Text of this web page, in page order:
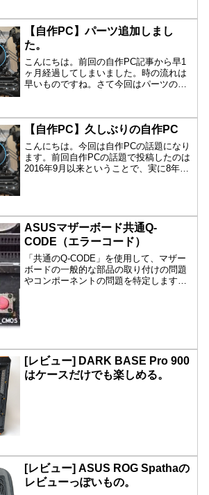
す。今回購入したのは次の2点です。まず
はこれ。CPU固定...
【自作PC】パーツ追加しまし
た。
こんにちは。前回の自作PC記事から早1
ヶ月経過してしまいました。時の流れは
早いものですね。さて今回はパーツの追
EXCERIA PRO SSD-CK1.0N4P/Jです...
【自作PC】久しぶりの自作PC
こんにちは。今回は自作PCの話題になり
ます。前回自作PCの話題で投稿したのは
2016年9月以来ということで、実に8年半
に組んだP...
ASUSマザーボード共通Q-
CODE（エラーコード）
「共通のQ-CODE」を使用して、マザー
ボードの一般的な部品の取り付けの問題
やコンポーネントの問題を特定します。
[レビュー] DARK BASE Pro 900
はケースだけでも楽しめる。
[レビュー] ASUS ROG Spathaの
レビューっぽいもの。